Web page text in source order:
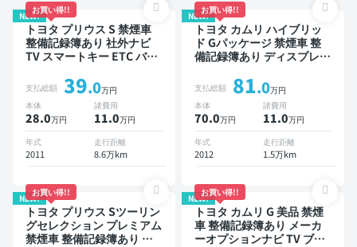
NEW!
お買い得!!
トヨタ プリウス S 禁煙車
整備記録簿あり 社外ナビ
TV スマートキー ETC バッ
ダー
支払総額 39.0万円
本体
28.0万円
諸費用
11.0万円
年式
2011
走行距離
8.6万km
NEW!
お買い得!!
トヨタ カムリ ハイブリッ
ド Gパッケージ 禁煙車 整
備記録簿あり ディスプレイ
り TV スマートキー ETC バ
ックモニター ドライブレコ
ーダー
支払総額 81.0万円
本体
70.0万円
諸費用
11.0万円
年式
2012
走行距離
1.5万km
NEW!
お買い得!!
トヨタ プリウス Sツーリン
グセレクション プレミアム
禁煙車 整備記録簿あり デ
NEW!
お買い得!!
トヨタ カムリ G 美品 禁煙
車 整備記録簿あり メーカ
ーオプションナビ TV ブラ